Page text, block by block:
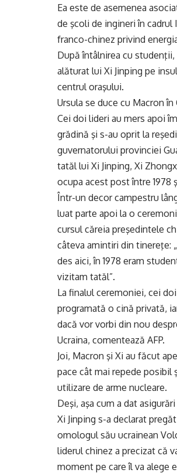
Ea este de asemenea
de şcoli de ingineri în
franco-chinez privind
După întâlnirea cu studenţii,
alăturat lui Xi Jinping pe
centrul oraşului.
Ursula se duce cu Macron în
Cei doi lideri au mers apoi
grădină şi s-au oprit la
guvernatorului provinciei
tatăl lui Xi Jinping, Xi
ocupa acest post între 1978
Într-un decor campestru
luat parte apoi la o
cursul căreia preşedintele
câteva amintiri din tinereţe:
des aici, în 1978 eram
vizitam tatăl”.
La finalul ceremoniei, cei
programată o cină privată,
dacă vor vorbi din nou
Ucraina, comentează AFP.
Joi, Macron şi Xi au făcut
pace cât mai repede posibil
utilizare de arme nucleare.
Deşi, aşa cum a dat
Xi Jinping s-a declarat
omologul său ucrainean
liderul chinez a precizat că
moment pe care îl va alege